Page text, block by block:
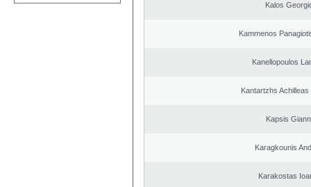
Kalos
Kammenos
Kanellopoulos
Kantartzhs Achilleas
Kapsis
Karagkounis
Karakostas